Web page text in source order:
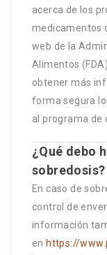
acerca de los
medicamentos
web de la
Alimentos
obtener más
forma segura
al programa de
¿Qué debo
sobredosis?
En caso de
control de
información
en https://